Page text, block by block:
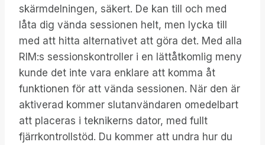
skärmdelningen, säkert. De kan till och med
låta dig vända sessionen helt, men lycka till
med att hitta alternativet att göra det. Med alla
RIM:s sessionskontroller i en lättåtkomlig meny
kunde det inte vara enklare att komma åt
funktionen för att vända sessionen. När den är
aktiverad kommer slutanvändaren omedelbart
att placeras i teknikerns dator, med fullt
fjärrkontrollstöd. Du kommer att undra hur du